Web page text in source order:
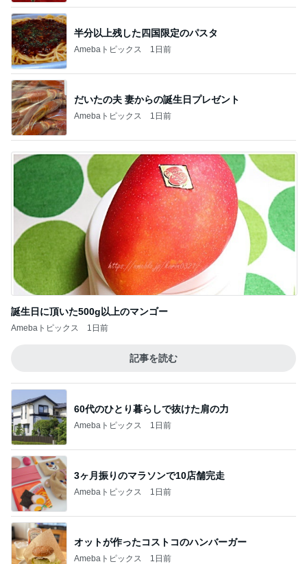
半分以上残した四国限定のパスタ
Amebaトピックス 1日前
だいたの夫 妻からの誕生日プレゼント
Amebaトピックス 1日前
誕生日に頂いた500g以上のマンゴー
Amebaトピックス 1日前
記事を読む
60代のひとり暮らしで抜けた肩の力
Amebaトピックス 1日前
3ヶ月振りのマラソンで10店舗完走
Amebaトピックス 1日前
オットが作ったコストコのハンバーガー
Amebaトピックス 1日前